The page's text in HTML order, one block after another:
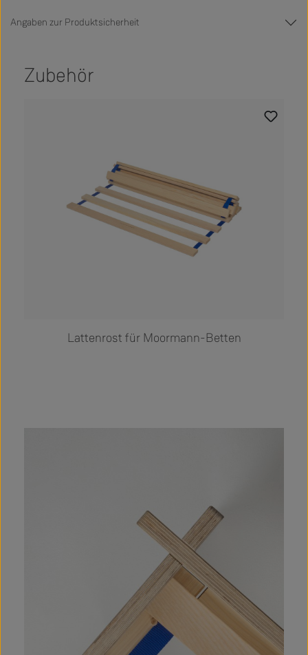
Angaben zur Produktsicherheit
Zubehör
Lattenrost für Moormann-Betten